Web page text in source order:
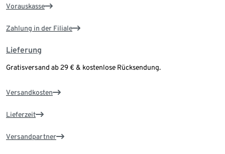
Vorauskasse
Zahlung in der Filiale
Lieferung
Gratisversand ab 29 € & kostenlose Rücksendung.
Versandkosten
Lieferzeit
Versandpartner